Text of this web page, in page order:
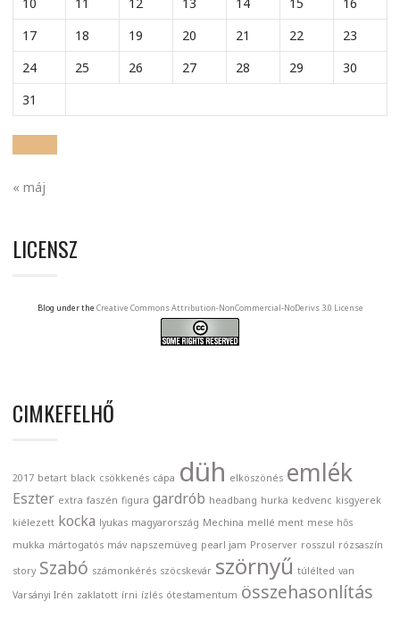
17
18 19 20 21 22
23
24
25 26 27 28 29
30
31
« máj
LICENSZ
Blog under the Creative Commons Attribution-NonCommercial-NoDerivs 3.0 License
CIMKEFELHŐ
2017 betart black csökkenés cápa düh elköszönés emlék
Eszter extra faszén figura gardrób headbang hurka kedvenc kisgyerek
kiélezett kocka lyukas magyarország Mechina mellé ment mese hős
mukka mártogatós máv napszemüveg pearl jam Proserver rosszul rózsaszín
story Szabó számonkérés szöcskevár szörnyű túlélted van
Varsányi Irén zaklatott írni ízlés ótestamentum összehasonlítás